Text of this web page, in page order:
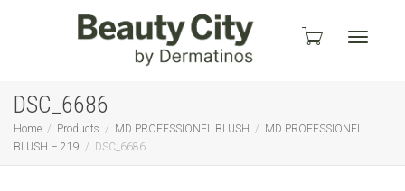
DSC_6686
Home Products MD PROFESSIONEL BLUSH
MD PROFESSIONEL
BLUSH – 219
DSC_6686